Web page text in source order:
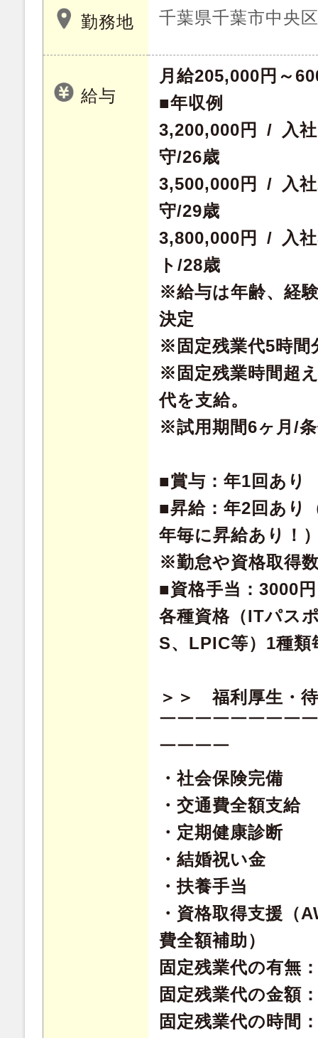
勤務地 千葉県千葉市中央
給与
月給205,000円～
■年収例
3,200,000円 / 入
守/26歳
3,500,000円 / 入
守/29歳
3,800,000円 / 入
ト/28歳
※給与は年齢、経
決定
※固定残業代5時間
※固定残業時間超
代を支給。
※試用期間6ヶ月/
■賞与：年1回あり
■昇給：年2回あり
年毎に昇給あり！
※勤怠や資格取得
■資格手当：3000
各種資格（ITパス
S、LPIC等）1種類
＞＞ 福利厚生・
￣￣￣￣￣￣￣￣
￣￣￣￣
・社会保険完備
・交通費全額支給
・定期健康診断
・結婚祝い金
・扶養手当
・資格取得支援（
費全額補助）
固定残業代の有無
固定残業代の金額
固定残業代の時間